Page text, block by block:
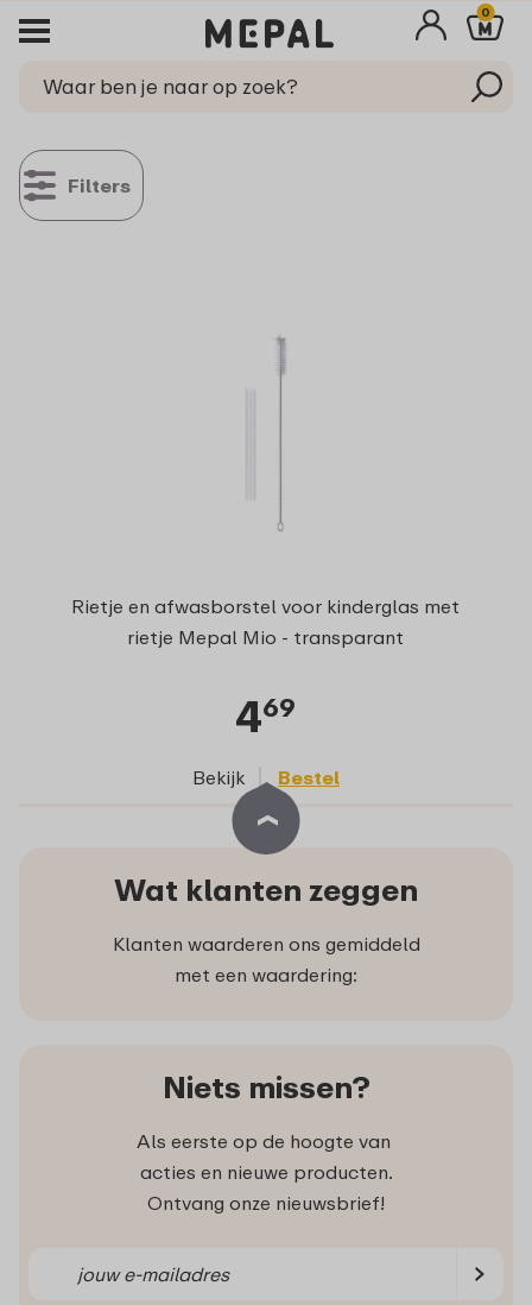
0
Filters
Rietje en afwasborstel voor kinderglas met
rietje Mepal Mio - transparant
469
Bekijk Bestel
Wat klanten zeggen
Klanten waarderen ons gemiddeld
met een waardering:
Niets missen?
Als eerste op de hoogte van
acties en nieuwe producten.
Ontvang onze nieuwsbrief!